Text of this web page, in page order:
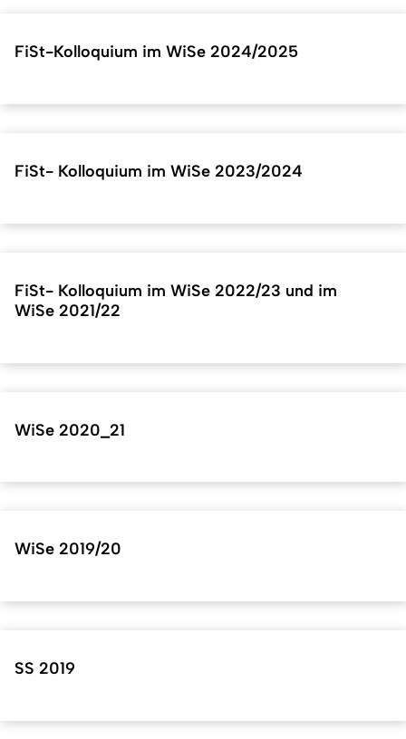
FiSt-Kolloquium im WiSe 2024/2025
FiSt- Kolloquium im WiSe 2023/2024
FiSt- Kolloquium im WiSe 2022/23 und im
WiSe 2021/22
WiSe 2020_21
WiSe 2019/20
SS 2019